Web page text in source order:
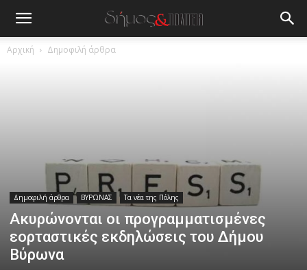
Αρχική Δημοφιλή άρθρα
Δημοφιλή άρθρα ΒΥΡΩΝΑΣ Τα νέα της Πόλης
Ακυρώνονται οι προγραμματισμένες
εορταστικές εκδηλώσεις του Δήμου
Βύρωνα